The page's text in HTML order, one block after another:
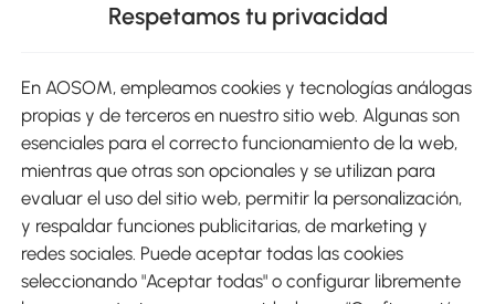
Métodos de Pago
Envíos
Respetamos tu privacidad
En AOSOM, empleamos cookies y tecnologías análogas
propias y de terceros en nuestro sitio web. Algunas son
esenciales para el correcto funcionamiento de la web,
mientras que otras son opcionales y se utilizan para
evaluar el uso del sitio web, permitir la personalización,
y respaldar funciones publicitarias, de marketing y
redes sociales. Puede aceptar todas las cookies
seleccionando "Aceptar todas" o configurar libremente